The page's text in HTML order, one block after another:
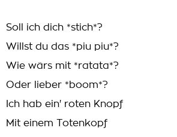
Soll ich dich *stich*?
Willst du das *piu piu*?
Wie wärs mit *ratata*?
Oder lieber *boom*?
Ich hab ein' roten Knopf
Mit einem Totenkopf